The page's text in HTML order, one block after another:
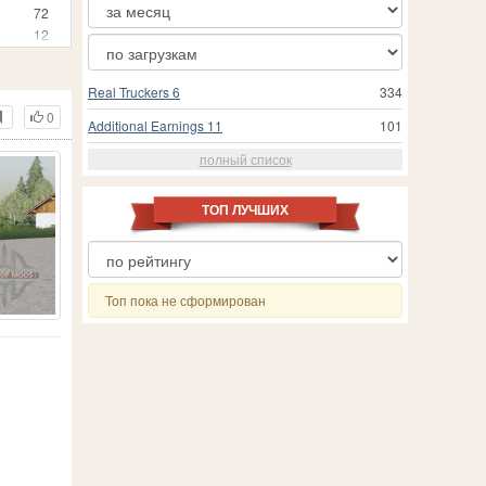
72
12
3
1
210
19
557
18
19
202
0
334
Real Truckers 6
101
Additional Earnings 11
полный список
ТОП ЛУЧШИХ
Топ пока не сформирован